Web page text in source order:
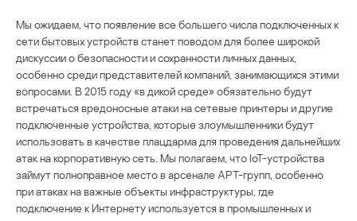
Мы ожидаем, что появление все большего числа подключенных к
сети бытовых устройств станет поводом для более широкой
дискуссии о безопасности и сохранности личных данных,
особенно среди представителей компаний, занимающихся этими
вопросами. В 2015 году «в дикой среде» обязательно будут
встречаться вредоносные атаки на сетевые принтеры и другие
подключенные устройства, которые злоумышленники будут
использовать в качестве плацдарма для проведения дальнейших
атак на корпоративную сеть. Мы полагаем, что IoT-устройства
займут полноправное место в арсенале АРТ-групп, особенно
при атаках на важные объекты инфраструктуры, где
подключение к Интернету используется в промышленных и